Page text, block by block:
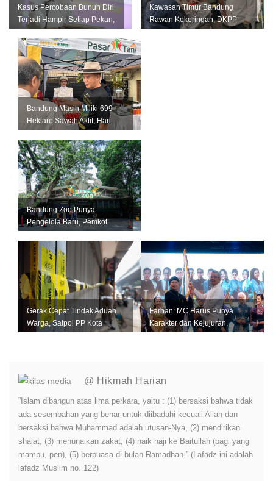
Kasus Percobaan Bunuh Diri
Terjadi Hampir Setiap Pekan,
Pemkot Bandung Perkuat L...
Kawasan Timur Bandung
Rawan Kekeringan, DKPP
Perkuat Mitigasi untuk
Bandung Masih Miliki 699
Hektare Sawah Aktif, Hari
Krida Pertanian Jadi
Momentum...
Bandung Zoo Punya
Pengelola Baru, Pemkot
Bandung Siapkan Perizinan
dan Transisi ...
Gerak Cepat Tindak Aduan
Warga, Satpol PP Kota
Bandung Segel Empat Kios
Farhan: MC Harus Punya
Karakter dan Kejujuran,
Jangan Jadi Tiruan Orang
@ Hikmah Harian
”Islam dibangun atas lima perkara, yaitu : (1) bersaksi bahwa tidak
ada sesembahan yang benar untuk diibadahi kecuali Allah dan
bersaksi bahwa Muhammad adalah utusan-Nya, (2) mendirikan
shalat, (3) menunaikan zakat, (4) naik haji ke Baitullah (bagi yang
mampu, pen), (5) berpuasa di bulan Ramadhan.” (Lafadz ini adalah
lafadz Muslim no. 122)